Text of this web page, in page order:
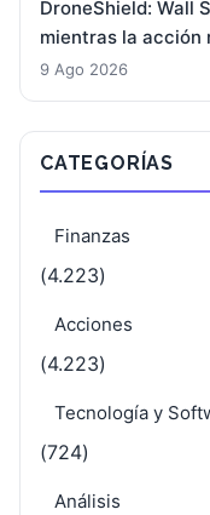
DroneShield: Wall
mientras la acción
9 Ago 2026
CATEGORÍAS
Finanzas
(4.223)
Acciones
(4.223)
Tecnología y
(724)
Análisis